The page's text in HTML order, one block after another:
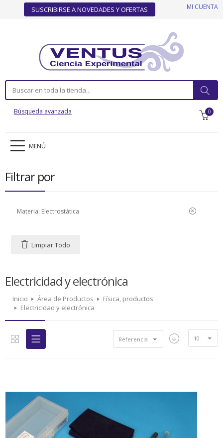
SUSCRIBIRSE A NOVEDADES Y OFERTAS MI CUENTA
Búsqueda avanzada 0
MENÚ
Filtrar por
Materia: Electrostática
Limpiar Todo
Electricidad y electrónica
Inicio Área de Productos
Física, productos
Electricidad y electrónica
10
Referencia